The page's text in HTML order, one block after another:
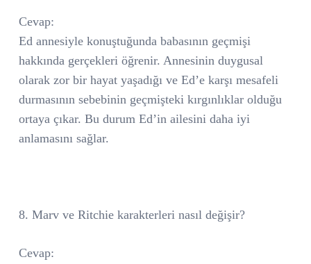
Cevap:
Ed annesiyle konuştuğunda babasının geçmişi
hakkında gerçekleri öğrenir. Annesinin duygusal
olarak zor bir hayat yaşadığı ve Ed’e karşı mesafeli
durmasının sebebinin geçmişteki kırgınlıklar olduğu
ortaya çıkar. Bu durum Ed’in ailesini daha iyi
anlamasını sağlar.
8. Marv ve Ritchie karakterleri nasıl değişir?
Cevap: